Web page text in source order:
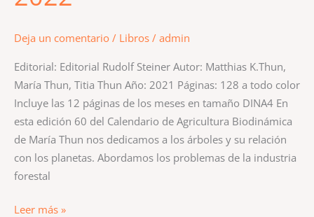
Deja un comentario / Libros / admin
Editorial: Editorial Rudolf Steiner Autor: Matthias K.Thun,
María Thun, Titia Thun Año: 2021 Páginas: 128 a todo color
Incluye las 12 páginas de los meses en tamaño DINA4 En
esta edición 60 del Calendario de Agricultura Biodinámica
de María Thun nos dedicamos a los árboles y su relación
con los planetas. Abordamos los problemas de la industria
forestal
Leer más »